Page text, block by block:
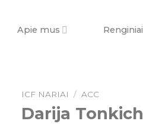
Apie mus Renginiai
ICF NARIAI / ACC
Darija Tonkich